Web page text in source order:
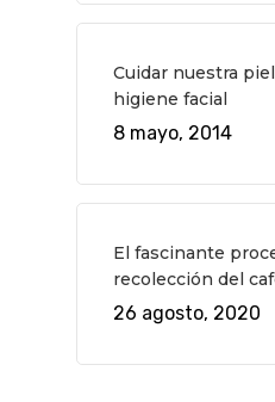
Cuidar nuestra
higiene facial
8 mayo, 2014
El fascinante
recolección del
26 agosto, 2020